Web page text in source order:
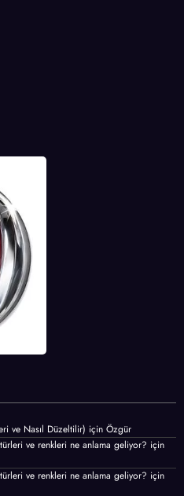
ve Nasıl Düzeltilir) için Özgür
ve renkleri ne anlama geliyor? için
ve renkleri ne anlama geliyor? için